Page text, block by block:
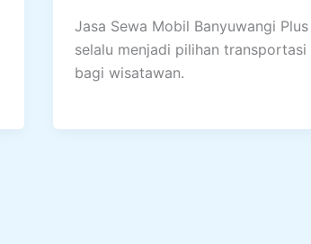
Jasa Sewa Mobil Banyuwangi
selalu menjadi pilihan
bagi wisatawan.